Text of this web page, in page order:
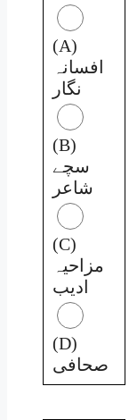
(A)
افسانہ
نگار
(B)
سچے
شاعر
(C)
مزاحیہ
ادیب
(D)
صحافی